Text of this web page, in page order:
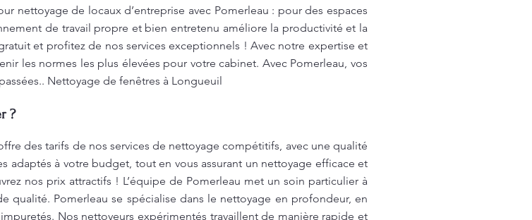
nettoyage de locaux d’entreprise avec Pomerleau : pour des espaces
de travail propre et bien entretenu améliore la productivité et la
et profitez de nos services exceptionnels ! Avec notre expertise et
les normes les plus élevées pour votre cabinet. Avec Pomerleau, vos
Nettoyage de fenêtres à Longueuil
?
des tarifs de nos services de nettoyage compétitifs, avec une qualité
adaptés à votre budget, tout en vous assurant un nettoyage efficace et
nos prix attractifs ! L’équipe de Pomerleau met un soin particulier à
qualité. Pomerleau se spécialise dans le nettoyage en profondeur, en
Nos nettoyeurs expérimentés travaillent de manière rapide et